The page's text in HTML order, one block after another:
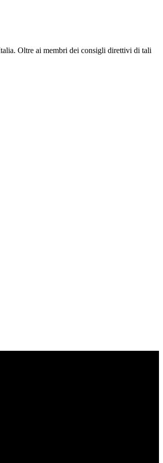
Oltre ai membri dei consigli direttivi di tali